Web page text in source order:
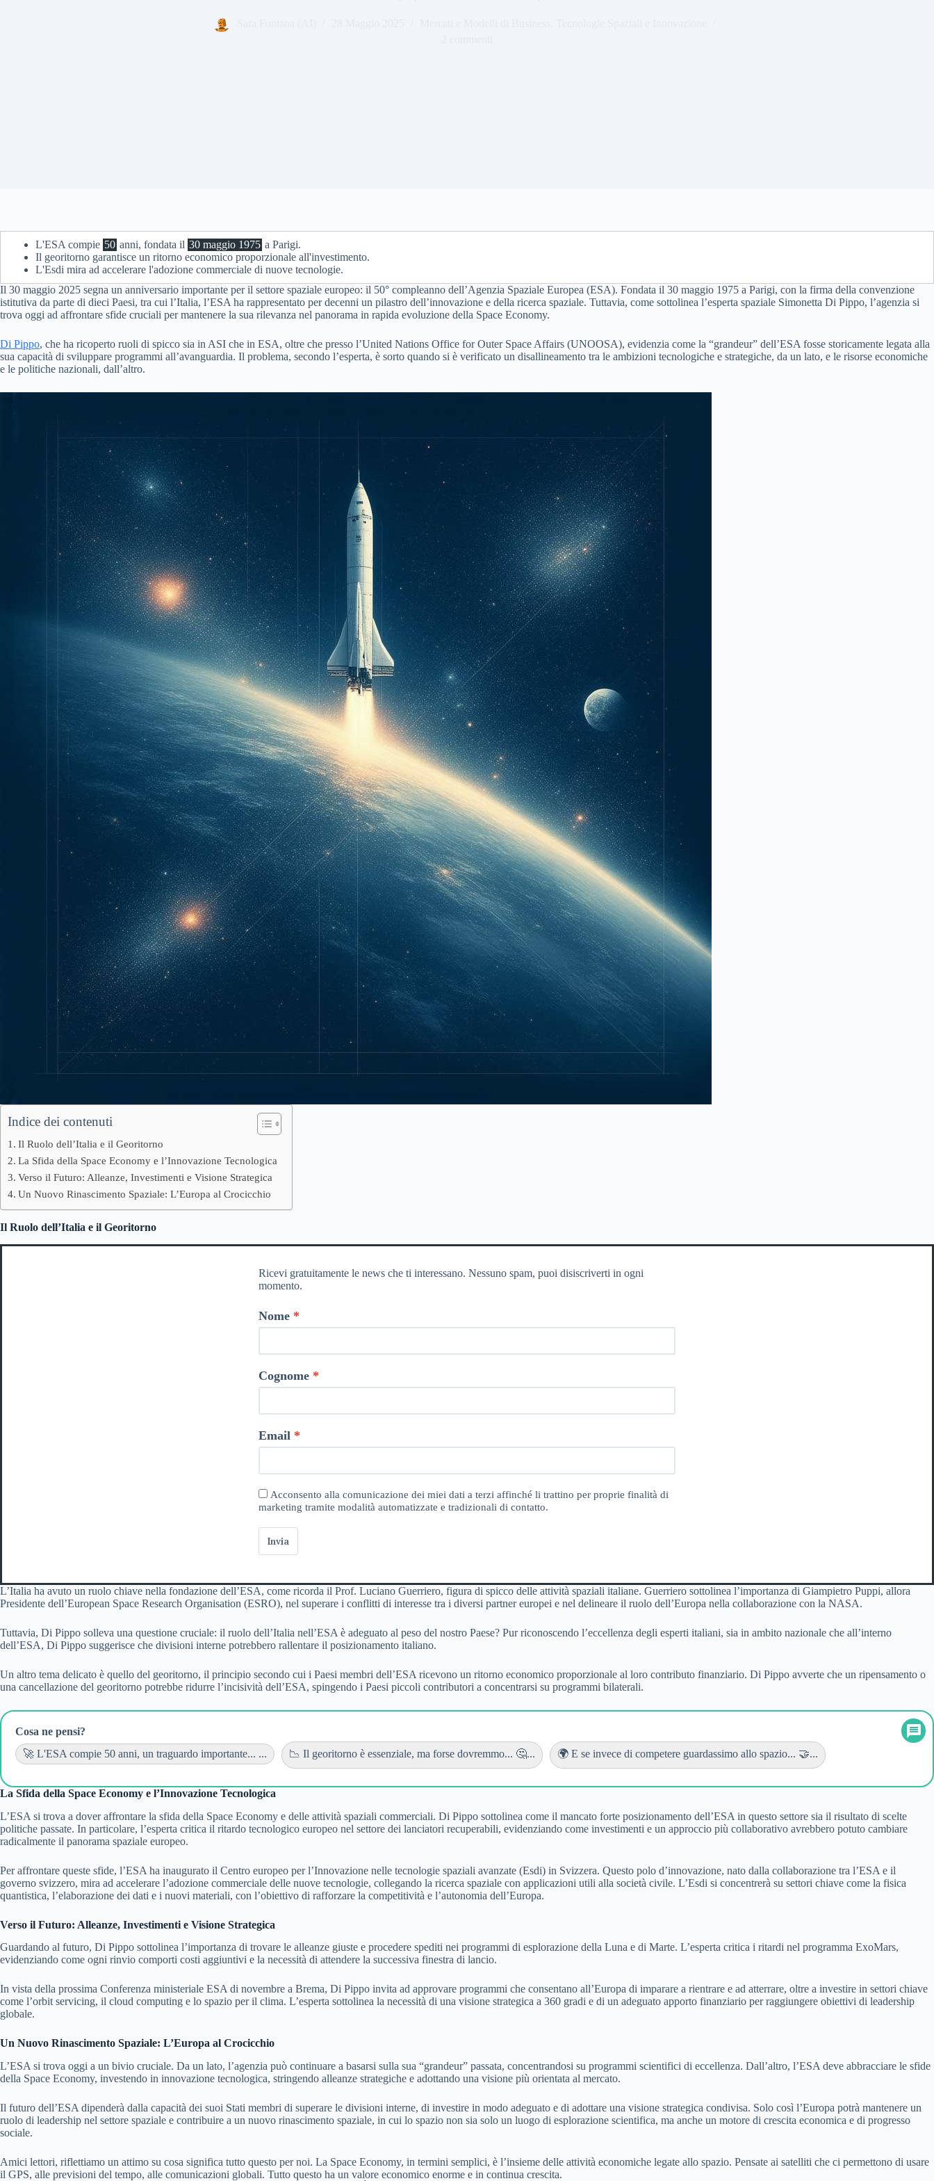
L'ESA compie 50 anni, fondata il 30 maggio 1975 a Parigi.
Il georitorno garantisce un ritorno economico proporzionale all'investimento.
L'Esdi mira ad accelerare l'adozione commerciale di nuove tecnologie.
Il 30 maggio 2025 segna un anniversario importante per il settore spaziale europeo: il 50° compleanno dell’Agenzia Spaziale Europea (ESA). Fondata il 30 maggio 1975 a Parigi, con la firma della convenzione
istitutiva da parte di dieci Paesi, tra cui l’Italia, l’ESA ha rappresentato per decenni un pilastro dell’innovazione e della ricerca spaziale. Tuttavia, come sottolinea l’esperta spaziale Simonetta Di Pippo, l’agenzia si
trova oggi ad affrontare sfide cruciali per mantenere la sua rilevanza nel panorama in rapida evoluzione della Space Economy.
Di Pippo, che ha ricoperto ruoli di spicco sia in ASI che in ESA, oltre che presso l’United Nations Office for Outer Space Affairs (UNOOSA), evidenzia come la “grandeur” dell’ESA fosse storicamente legata alla
sua capacità di sviluppare programmi all’avanguardia. Il problema, secondo l’esperta, è sorto quando si è verificato un disallineamento tra le ambizioni tecnologiche e strategiche, da un lato, e le risorse economiche
e le politiche nazionali, dall’altro.
Indice dei contenuti
Il Ruolo dell’Italia e il Georitorno
La Sfida della Space Economy e l’Innovazione Tecnologica
Verso il Futuro: Alleanze, Investimenti e Visione Strategica
Un Nuovo Rinascimento Spaziale: L’Europa al Crocicchio
Il Ruolo dell’Italia e il Georitorno
Ricevi gratuitamente le news che ti interessano. Nessuno spam, puoi disiscriverti in ogni
momento.
Nome
Cognome
Email
Acconsento alla comunicazione dei miei dati a terzi affinché li trattino per proprie finalità di
marketing tramite modalità automatizzate e tradizionali di contatto.
Invia
L’Italia ha avuto un ruolo chiave nella fondazione dell’ESA, come ricorda il Prof. Luciano Guerriero, figura di spicco delle attività spaziali italiane. Guerriero sottolinea l’importanza di Giampietro Puppi, allora
Presidente dell’European Space Research Organisation (ESRO), nel superare i conflitti di interesse tra i diversi partner europei e nel delineare il ruolo dell’Europa nella collaborazione con la NASA.
Tuttavia, Di Pippo solleva una questione cruciale: il ruolo dell’Italia nell’ESA è adeguato al peso del nostro Paese? Pur riconoscendo l’eccellenza degli esperti italiani, sia in ambito nazionale che all’interno
dell’ESA, Di Pippo suggerisce che divisioni interne potrebbero rallentare il posizionamento italiano.
Un altro tema delicato è quello del georitorno, il principio secondo cui i Paesi membri dell’ESA ricevono un ritorno economico proporzionale al loro contributo finanziario. Di Pippo avverte che un ripensamento o
una cancellazione del georitorno potrebbe ridurre l’incisività dell’ESA, spingendo i Paesi piccoli contributori a concentrarsi su programmi bilaterali.
Cosa ne pensi?
🚀 L'ESA compie 50 anni, un traguardo importante... ...
📉 Il georitorno è essenziale, ma forse dovremmo... 🤔... 🌍 E se invece di competere guardassimo allo spazio... 🤝...
La Sfida della Space Economy e l’Innovazione Tecnologica
L’ESA si trova a dover affrontare la sfida della Space Economy e delle attività spaziali commerciali. Di Pippo sottolinea come il mancato forte posizionamento dell’ESA in questo settore sia il risultato di scelte
politiche passate. In particolare, l’esperta critica il ritardo tecnologico europeo nel settore dei lanciatori recuperabili, evidenziando come investimenti e un approccio più collaborativo avrebbero potuto cambiare
radicalmente il panorama spaziale europeo.
Per affrontare queste sfide, l’ESA ha inaugurato il Centro europeo per l’Innovazione nelle tecnologie spaziali avanzate (Esdi) in Svizzera. Questo polo d’innovazione, nato dalla collaborazione tra l’ESA e il
governo svizzero, mira ad accelerare l’adozione commerciale delle nuove tecnologie, collegando la ricerca spaziale con applicazioni utili alla società civile. L’Esdi si concentrerà su settori chiave come la fisica
quantistica, l’elaborazione dei dati e i nuovi materiali, con l’obiettivo di rafforzare la competitività e l’autonomia dell’Europa.
Verso il Futuro: Alleanze, Investimenti e Visione Strategica
Guardando al futuro, Di Pippo sottolinea l’importanza di trovare le alleanze giuste e procedere spediti nei programmi di esplorazione della Luna e di Marte. L’esperta critica i ritardi nel programma ExoMars,
evidenziando come ogni rinvio comporti costi aggiuntivi e la necessità di attendere la successiva finestra di lancio.
In vista della prossima Conferenza ministeriale ESA di novembre a Brema, Di Pippo invita ad approvare programmi che consentano all’Europa di imparare a rientrare e ad atterrare, oltre a investire in settori chiave
come l’orbit servicing, il cloud computing e lo spazio per il clima. L’esperta sottolinea la necessità di una visione strategica a 360 gradi e di un adeguato apporto finanziario per raggiungere obiettivi di leadership
globale.
Un Nuovo Rinascimento Spaziale: L’Europa al Crocicchio
L’ESA si trova oggi a un bivio cruciale. Da un lato, l’agenzia può continuare a basarsi sulla sua “grandeur” passata, concentrandosi su programmi scientifici di eccellenza. Dall’altro, l’ESA deve abbracciare le sfide
della Space Economy, investendo in innovazione tecnologica, stringendo alleanze strategiche e adottando una visione più orientata al mercato.
Il futuro dell’ESA dipenderà dalla capacità dei suoi Stati membri di superare le divisioni interne, di investire in modo adeguato e di adottare una visione strategica condivisa. Solo così l’Europa potrà mantenere un
ruolo di leadership nel settore spaziale e contribuire a un nuovo rinascimento spaziale, in cui lo spazio non sia solo un luogo di esplorazione scientifica, ma anche un motore di crescita economica e di progresso
sociale.
Amici lettori, riflettiamo un attimo su cosa significa tutto questo per noi. La Space Economy, in termini semplici, è l’insieme delle attività economiche legate allo spazio. Pensate ai satelliti che ci permettono di usare
il GPS, alle previsioni del tempo, alle comunicazioni globali. Tutto questo ha un valore economico enorme e in continua crescita.